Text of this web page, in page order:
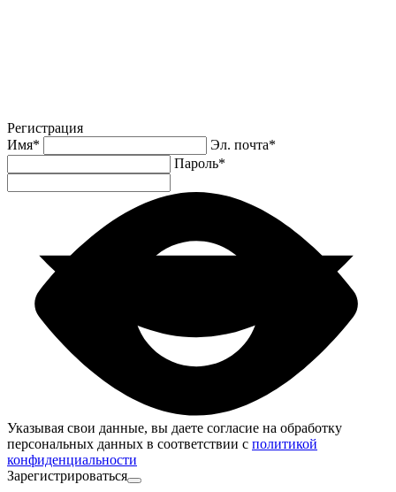
Регистрация
Имя* Эл. почта*
Пароль*
Указывая свои данные, вы даете согласие на обработку
персональных данных в соответствии с политикой
конфиденциальности
Зарегистрироваться